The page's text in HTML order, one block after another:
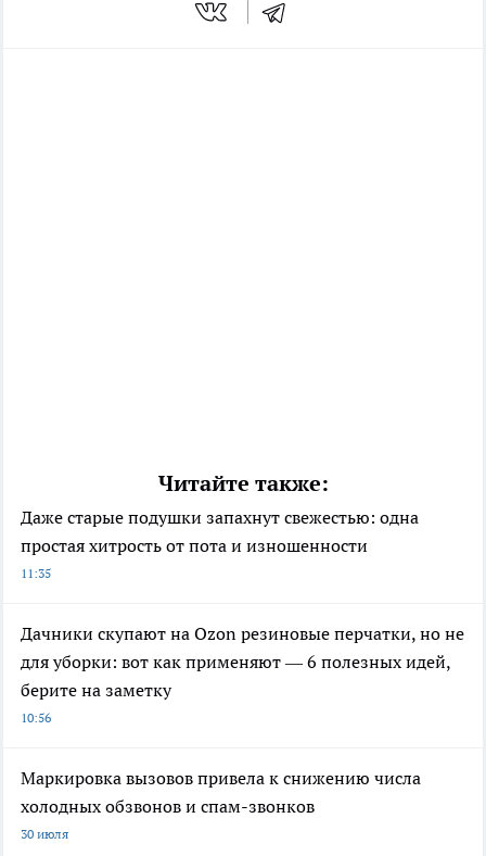
Читайте также:
Даже старые подушки запахнут свежестью: одна
простая хитрость от пота и изношенности
11:35
Дачники скупают на Ozon резиновые перчатки, но не
для уборки: вот как применяют — 6 полезных идей,
берите на заметку
10:56
Маркировка вызовов привела к снижению числа
холодных обзвонов и спам-звонков
30 июля